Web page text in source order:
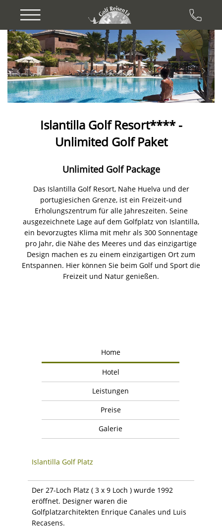
Previous Next
Islantilla Golf Resort**** -
Unlimited Golf Paket
Unlimited Golf Package
Das Islantilla Golf Resort, Nahe Huelva und der
portugiesichen Grenze, ist ein Freizeit-und
Erholungszentrum für alle Jahreszeiten. Seine
ausgezeichnete Lage auf dem Golfplatz von Islantilla,
ein bevorzugtes Klima mit mehr als 300 Sonnentage
pro Jahr, die Nähe des Meeres und das einzigartige
Design machen es zu einem einzigartigen Ort zum
Entspannen. Hier können Sie beim Golf und Sport die
Freizeit und Natur genießen.
Home
Hotel
Leistungen
Preise
Galerie
Islantilla Golf Platz
Der 27-Loch Platz ( 3 x 9 Loch ) wurde 1992
eröffnet. Designer waren die
Golfplatzarchitekten Enrique Canales und Luis
Recasens.